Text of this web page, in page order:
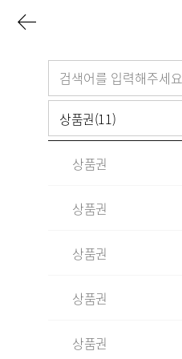
이
전
페
이
상품권(11)
상품권
상품권
상품권
상품권
상품권